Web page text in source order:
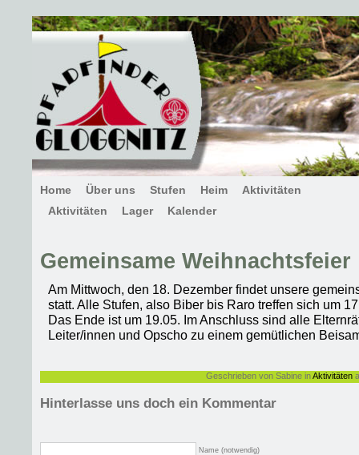
Home Über uns Stufen Heim
Aktivitäten
Aktivitäten
Lager Kalender
Gemeinsame Weihnachtsfeier
Am Mittwoch, den 18. Dezember findet unsere
statt. Alle Stufen, also Biber bis Raro treffen sich um
Das Ende ist um 19.05. Im Anschluss sind alle
Leiter/innen und Opscho zu einem gemütlichen
Geschrieben von Sabine inAktivitäten
Hinterlasse uns doch ein Kommentar
Name (notwendig)